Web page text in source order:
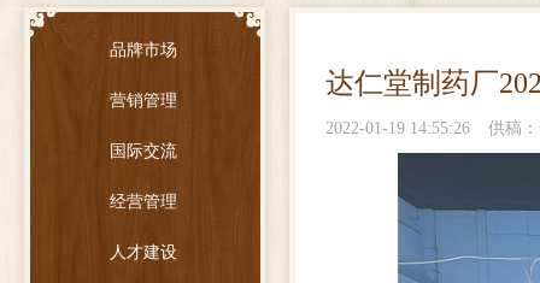
品牌市场
营销管理
国际交流
经营管理
人才建设
达仁堂制药厂
2022-01-19 14:55:26 供稿